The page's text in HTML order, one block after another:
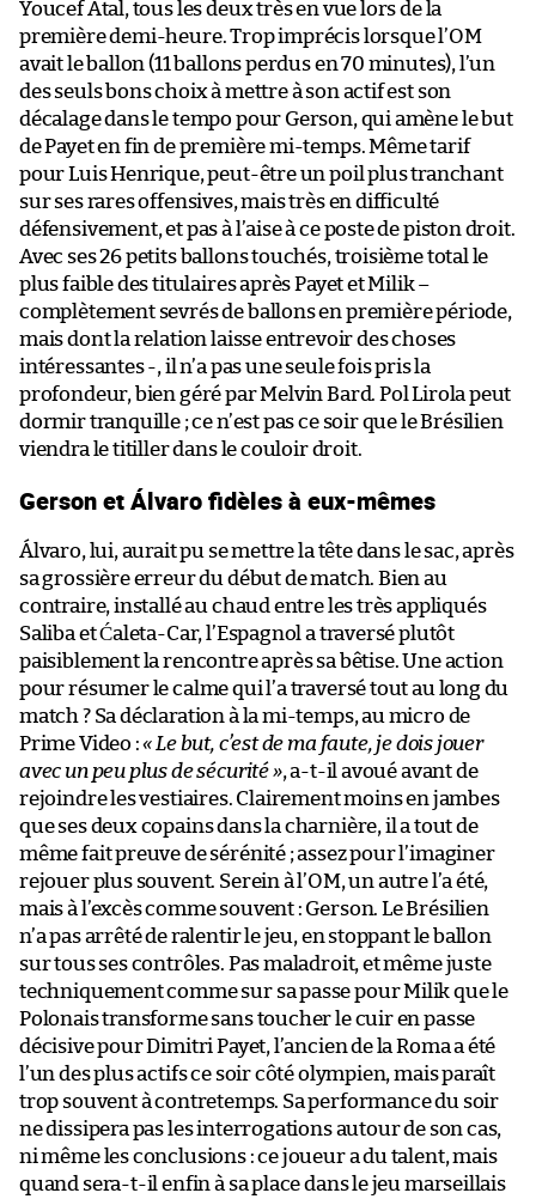
Youcef Atal, tous les deux très en vue lors de la
première demi-heure. Trop imprécis lorsque l’OM
avait le ballon (11 ballons perdus en 70 minutes), l’un
des seuls bons choix à mettre à son actif est son
décalage dans le tempo pour Gerson, qui amène le but
de Payet en fin de première mi-temps. Même tarif
pour Luis Henrique, peut-être un poil plus tranchant
sur ses rares offensives, mais très en difficulté
défensivement, et pas à l’aise à ce poste de piston droit.
Avec ses 26 petits ballons touchés, troisième total le
plus faible des titulaires après Payet et Milik –
complètement sevrés de ballons en première période,
mais dont la relation laisse entrevoir des choses
intéressantes -, il n’a pas une seule fois pris la
profondeur, bien géré par Melvin Bard. Pol Lirola peut
dormir tranquille ; ce n’est pas ce soir que le Brésilien
viendra le titiller dans le couloir droit.
Gerson et Álvaro fidèles à eux-mêmes
Álvaro, lui, aurait pu se mettre la tête dans le sac, après
sa grossière erreur du début de match. Bien au
contraire, installé au chaud entre les très appliqués
Saliba et Ćaleta-Car, l’Espagnol a traversé plutôt
paisiblement la rencontre après sa bêtise. Une action
pour résumer le calme qui l’a traversé tout au long du
match ? Sa déclaration à la mi-temps, au micro de
Prime Video :« Le but, c’est de ma faute, je dois jouer
avec un peu plus de sécurité », a-t-il avoué avant de
rejoindre les vestiaires. Clairement moins en jambes
que ses deux copains dans la charnière, il a tout de
même fait preuve de sérénité ; assez pour l’imaginer
rejouer plus souvent. Serein à l’OM, un autre l’a été,
mais à l’excès comme souvent : Gerson. Le Brésilien
n’a pas arrêté de ralentir le jeu, en stoppant le ballon
sur tous ses contrôles. Pas maladroit, et même juste
techniquement comme sur sa passe pour Milik que le
Polonais transforme sans toucher le cuir en passe
décisive pour Dimitri Payet, l’ancien de la Roma a été
l’un des plus actifs ce soir côté olympien, mais paraît
trop souvent à contretemps. Sa performance du soir
ne dissipera pas les interrogations autour de son cas,
ni même les conclusions : ce joueur a du talent, mais
quand sera-t-il enfin à sa place dans le jeu marseillais